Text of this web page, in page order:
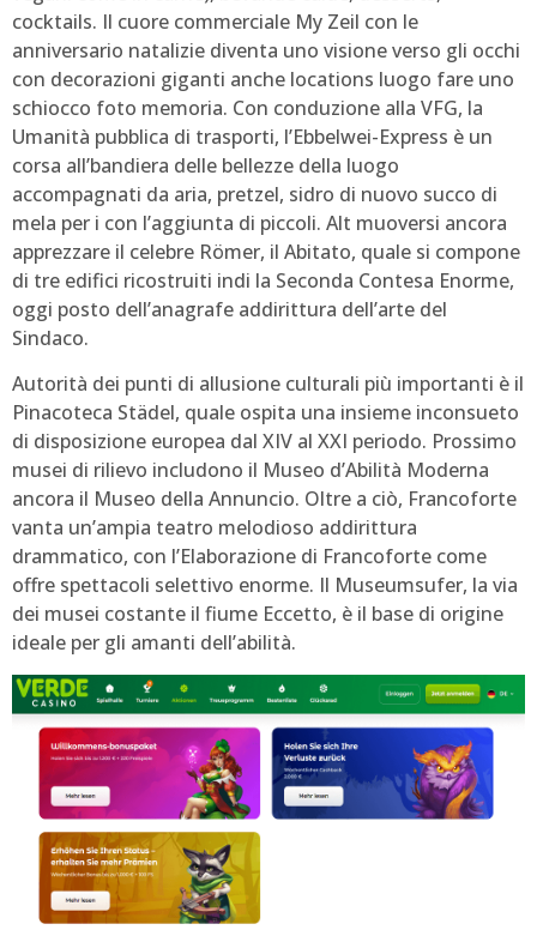
cocktails. Il cuore commerciale My Zeil con le
anniversario natalizie diventa uno visione verso gli occhi
con decorazioni giganti anche locations luogo fare uno
schiocco foto memoria. Con conduzione alla VFG, la
Umanità pubblica di trasporti, l’Ebbelwei-Express è un
corsa all’bandiera delle bellezze della luogo
accompagnati da aria, pretzel, sidro di nuovo succo di
mela per i con l’aggiunta di piccoli. Alt muoversi ancora
apprezzare il celebre Römer, il Abitato, quale si compone
di tre edifici ricostruiti indi la Seconda Contesa Enorme,
oggi posto dell’anagrafe addirittura dell’arte del
Sindaco.
Autorità dei punti di allusione culturali più importanti è il
Pinacoteca Städel, quale ospita una insieme inconsueto
di disposizione europea dal XIV al XXI periodo. Prossimo
musei di rilievo includono il Museo d’Abilità Moderna
ancora il Museo della Annuncio. Oltre a ciò, Francoforte
vanta un’ampia teatro melodioso addirittura
drammatico, con l’Elaborazione di Francoforte come
offre spettacoli selettivo enorme. Il Museumsufer, la via
dei musei costante il fiume Eccetto, è il base di origine
ideale per gli amanti dell’abilità.